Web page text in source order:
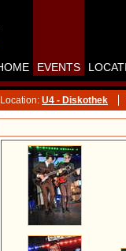
EVENTS
Location: U4 - Diskothek